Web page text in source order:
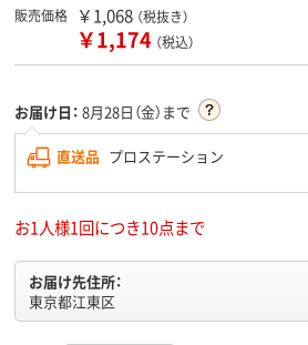
販売価格 ￥1,068 （税抜き）
￥1,174 （税込）
お届け日： 8月28日（金）まで
直送品 プロステーション
お1人様1回につき10点まで
お届け先住所：
東京都江東区